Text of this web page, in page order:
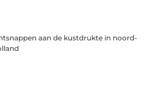
aan de kustdrukte in noord-